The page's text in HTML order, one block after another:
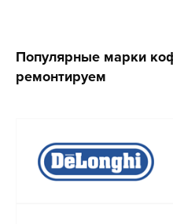
Популярные марки
ремонтируем